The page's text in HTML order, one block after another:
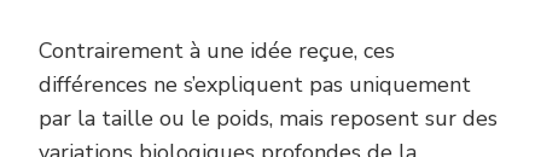
Contrairement à une idée reçue, ces
différences ne s’expliquent pas uniquement
par la taille ou le poids, mais reposent sur des